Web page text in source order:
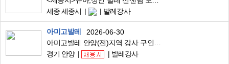
세종 세종시
발레강사
아미고발레
2026-06-30
경기 안양
발레강사